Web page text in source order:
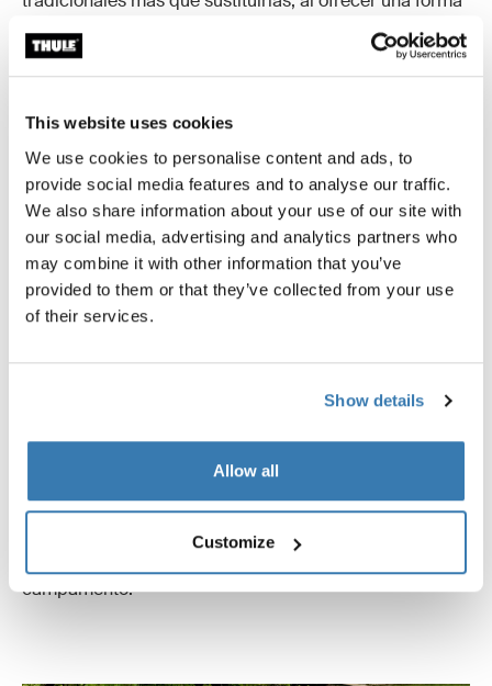
This website uses cookies
We use cookies to personalise content and ads, to
provide social media features and to analyse our traffic.
We also share information about your use of our site with
our social media, advertising and analytics partners who
may combine it with other information that you’ve
provided to them or that they’ve collected from your use
of their services.
Show details
Allow all
Customize
flexible de ajustar la privacidad, la sombra y la
protección contra las inclemencias del tiempo
conforme cambian las condiciones.
El sistema Thule Subsola está diseñado
para una instalación sencilla
Los paneles se fijan de forma intuitiva al toldo, ya sea
mediante el riel del toldo en la parte frontal o el
travesaño tensor en el lateral, y se conectan entre sí con
cierres integrados. Los postes de soporte telescópicos
facilitan el ajuste preciso de ángulos y altura
Una vez colocados, los ajustes son rápidos y sencillos:
Abre o cierra secciones según lo necesites
Reconfigura la instalación sin tener que empezar de
cero
Esta facilidad de uso hace que el sistema Thule
campamento.